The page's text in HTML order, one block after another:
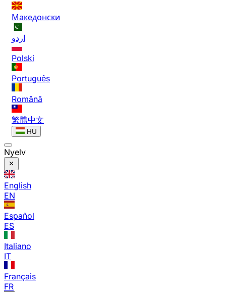
Македонски
اردو
Polski
Português
Română
繁體中文
HU
Nyelv
English
EN
Español
ES
Italiano
IT
Français
FR